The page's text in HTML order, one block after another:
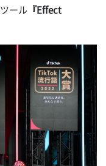
ール 『Effect